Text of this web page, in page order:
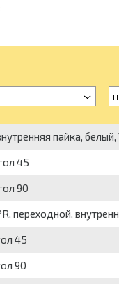
пайка,
45
90
переходной,
45
90